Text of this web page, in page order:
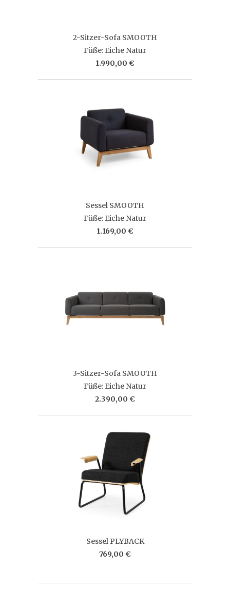
2-Sitzer-Sofa SMOOTH
Füße: Eiche Natur
1.990,00 €
Sessel SMOOTH
Füße: Eiche Natur
1.169,00 €
3-Sitzer-Sofa SMOOTH
Füße: Eiche Natur
2.390,00 €
Sessel PLYBACK
769,00 €